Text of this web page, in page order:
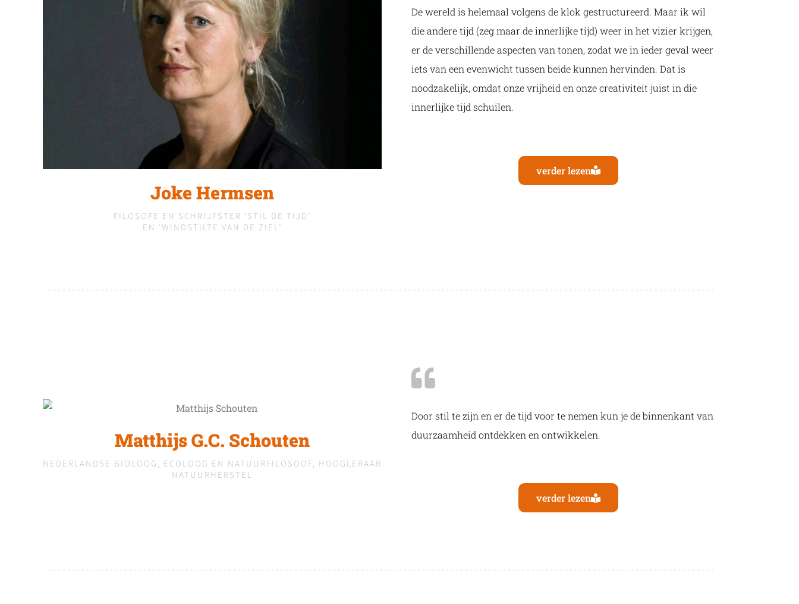
Joke Hermsen
FILOSOFE EN SCHRIJFSTER ‘STIL DE TIJD’
EN ‘WINDSTILTE VAN DE ZIEL’
De wereld is helemaal volgens de klok gestructureerd. Maar ik wil
die andere tijd (zeg maar de innerlijke tijd) weer in het vizier krijgen,
er de verschillende aspecten van tonen, zodat we in ieder geval weer
iets van een evenwicht tussen beide kunnen hervinden. Dat is
noodzakelijk, omdat onze vrijheid en onze creativiteit juist in die
innerlijke tijd schuilen.
verder lezen
Matthijs G.C. Schouten​
NEDERLANDSE BIOLOOG, ECOLOOG EN NATUURFILOSOOF, HOOGLERAAR
NATUURHERSTEL
Door stil te zijn en er de tijd voor te nemen kun je de binnenkant van
duurzaamheid ontdekken en ontwikkelen.
verder lezen